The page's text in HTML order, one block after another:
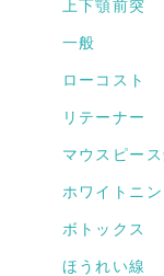
上下顎前突
一般
ローコスト
リテーナー
マウスピー
ホワイトニ
ボトックス
ほうれい線